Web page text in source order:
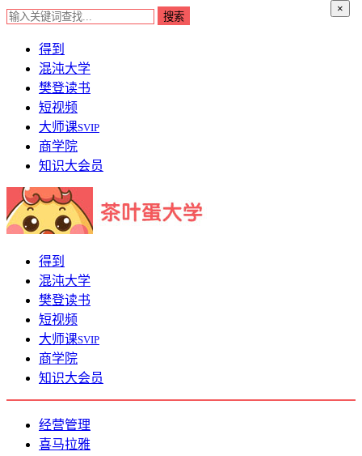
×
得到
混沌大学
樊登读书
短视频
大师课SVIP
商学院
知识大会员
得到
混沌大学
樊登读书
短视频
大师课SVIP
商学院
知识大会员
经营管理
喜马拉雅